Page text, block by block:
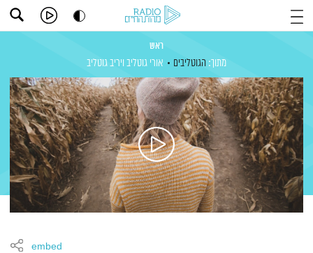
ראש
מתוך: הגוטליבים אורי גוטליב ויריב גוטליב
embed